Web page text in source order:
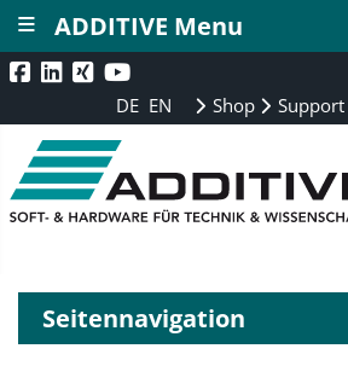
DE EN Shop Support
Seitennavigation
ADDITIVE Menu
≡